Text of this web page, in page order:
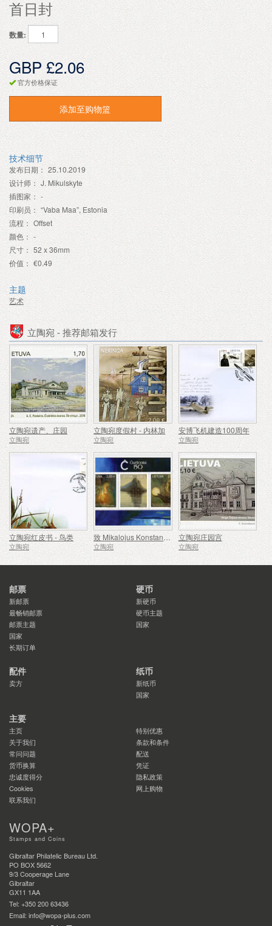
首日封
数量:
GBP £2.06
官方价格保证
添加至购物篮
技术细节
发布日期： 25.10.2019
设计师： J. Mikulskyte
插图家： -
印刷员： “Vaba Maa”, Estonia
流程： Offset
颜色： -
尺寸： 52 x 36mm
价值： €0.49
主题
艺术
立陶宛 - 推荐邮箱发行
立陶宛遗产、庄园
立陶宛
立陶宛度假村 - 内林加
立陶宛
安博飞机建造100周年
立陶宛
立陶宛红皮书 - 鸟类
立陶宛 立陶宛
立陶宛庄园宫
立陶宛
邮票
新邮票
最畅销邮票
邮票主题
国家
长期订单
硬币
新硬币
硬币主题
国家
配件
卖方
纸币
新纸币
国家
主要
主页
特别优惠
关于我们
条款和条件
常问问题
配送
货币换算
凭证
忠诚度得分
隐私政策
Cookies
网上购物
联系我们
WOPA+
Stamps and Coins
Gibraltar Philatelic Bureau Ltd.
PO BOX 5662
9/3 Cooperage Lane
Gibraltar
GX11 1AA
Tel: +350 200 63436
Email: info@wopa-plus.com